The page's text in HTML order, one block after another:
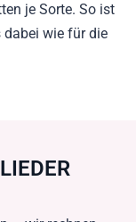
je Sorte. So ist
dabei wie für die